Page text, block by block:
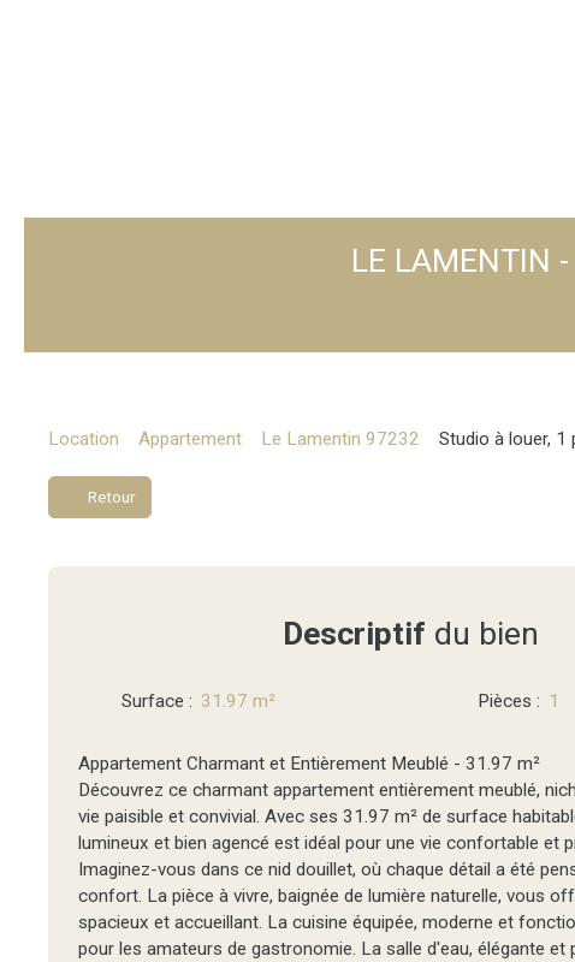
LE LAMENTIN
Location Appartement Le Lamentin 97232 Studio à louer,
Retour
Descriptif du bien
Surface : 31.97 m² Pièces : 1
Appartement Charmant et Entièrement Meublé - 31.97 m²
Découvrez ce charmant appartement entièrement meublé,
vie paisible et convivial. Avec ses 31.97 m² de surface
lumineux et bien agencé est idéal pour une vie confortable et
Imaginez-vous dans ce nid douillet, où chaque détail a été
confort. La pièce à vivre, baignée de lumière naturelle, vous
spacieux et accueillant. La cuisine équipée, moderne et
pour les amateurs de gastronomie. La salle d'eau, élégante et